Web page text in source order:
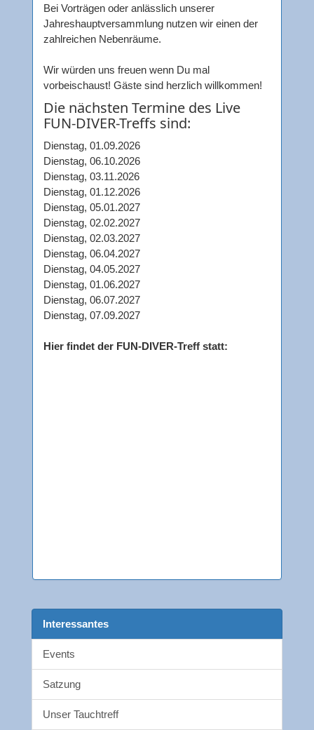
Bei Vorträgen oder anlässlich unserer
Jahreshauptversammlung nutzen wir einen der
zahlreichen Nebenräume.
Wir würden uns freuen wenn Du mal
vorbeischaust! Gäste sind herzlich willkommen!
Die nächsten Termine des Live
FUN-DIVER-Treffs sind:
Dienstag, 01.09.2026
Dienstag, 06.10.2026
Dienstag, 03.11.2026
Dienstag, 01.12.2026
Dienstag, 05.01.2027
Dienstag, 02.02.2027
Dienstag, 02.03.2027
Dienstag, 06.04.2027
Dienstag, 04.05.2027
Dienstag, 01.06.2027
Dienstag, 06.07.2027
Dienstag, 07.09.2027
Hier findet der FUN-DIVER-Treff statt:
Interessantes
Events
Satzung
Unser Tauchtreff